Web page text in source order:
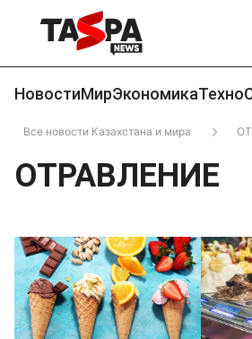
НовостиМирЭкономикаТехно
Все новости Казахстана и мира
ОТРАВЛЕНИЕ